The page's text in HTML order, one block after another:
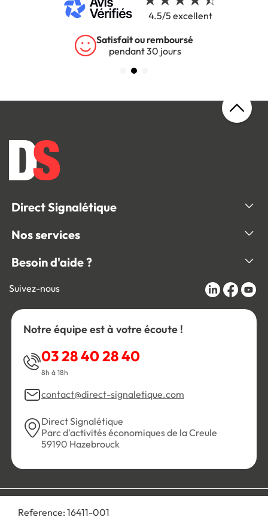
Reference: 16411-001
4.5/5 excellent
Satisfait ou remboursé
pendant 30 jours
Direct Signalétique
Nos services
Besoin d'aide ?
Suivez-nous
Notre équipe est à votre écoute !
03 28 40 28 40
8h à 18h
contact@direct-signaletique.com
Direct Signalétique
Parc d'activités économiques de la Creule
59190 Hazebrouck
Personnaliser les cookies